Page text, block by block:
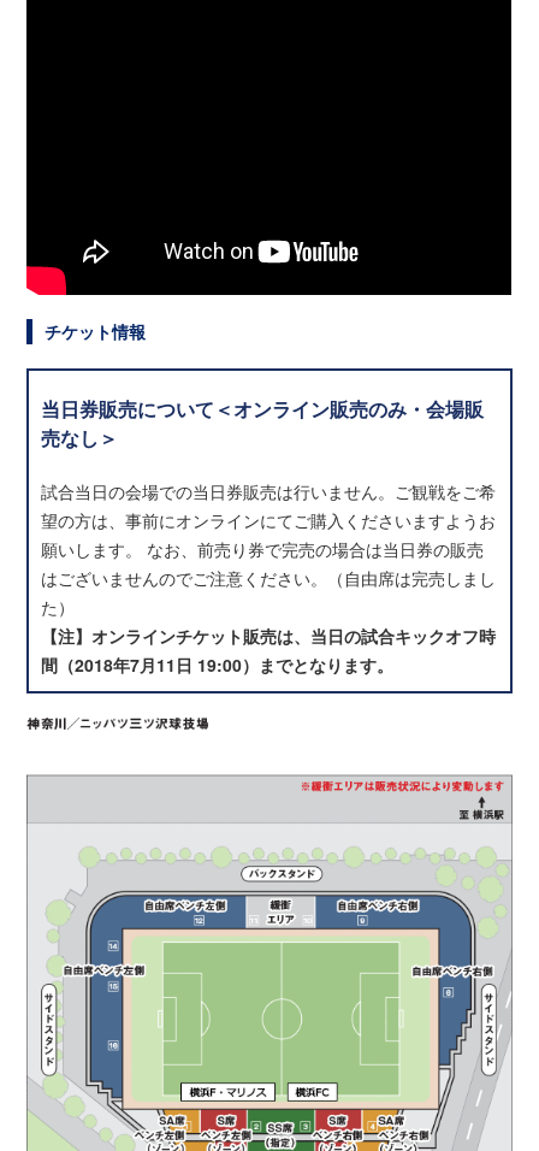
チケット情報
当日券販売について＜オンライン販売のみ・会場販
売なし＞
試合当日の会場での当日券販売は行いません。ご観戦をご希
望の方は、事前にオンラインにてご購入くださいますようお
願いします。 なお、前売り券で完売の場合は当日券の販売
はございませんのでご注意ください。（自由席は完売しまし
た）
【注】オンラインチケット販売は、当日の試合キックオフ時
間（2018年7月11日 19:00）までとなります。